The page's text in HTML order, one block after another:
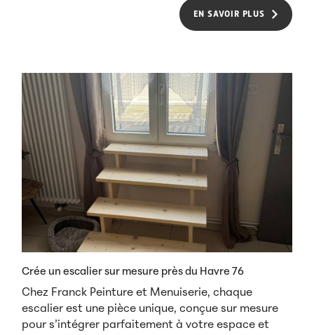
EN SAVOIR PLUS
Crée un escalier sur mesure près du Havre 76
Chez Franck Peinture et Menuiserie, chaque
escalier est une pièce unique, conçue sur mesure
pour s’intégrer parfaitement à votre espace et